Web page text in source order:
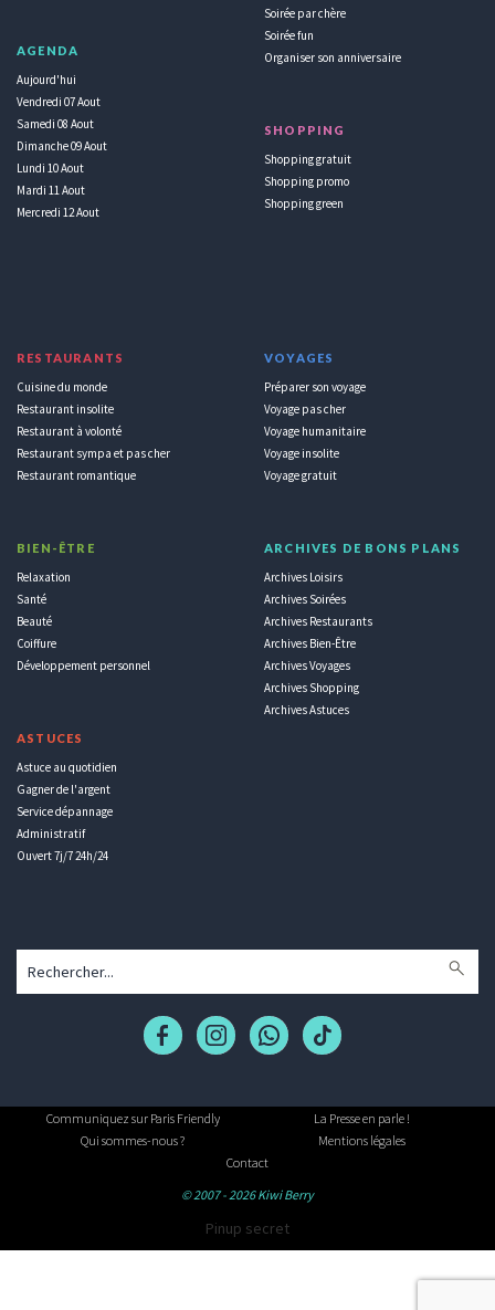
AGENDA
Aujourd'hui
Vendredi 07 Aout
Samedi 08 Aout
Dimanche 09 Aout
Lundi 10 Aout
Mardi 11 Aout
Mercredi 12 Aout
Soirée par chère
Soirée fun
Organiser son anniversaire
SHOPPING
Shopping gratuit
Shopping promo
Shopping green
RESTAURANTS
Cuisine du monde
Restaurant insolite
Restaurant à volonté
Restaurant sympa et pas cher
Restaurant romantique
BIEN-ÊTRE
Relaxation
Santé
Beauté
Coiffure
Développement personnel
ASTUCES
Astuce au quotidien
Gagner de l'argent
Service dépannage
Administratif
Ouvert 7j/7 24h/24
VOYAGES
Préparer son voyage
Voyage pas cher
Voyage humanitaire
Voyage insolite
Voyage gratuit
ARCHIVES DE BONS PLANS
Archives Loisirs
Archives Soirées
Archives Restaurants
Archives Bien-Être
Archives Voyages
Archives Shopping
Archives Astuces
Communiquez sur Paris Friendly
La Presse en parle !
Qui sommes-nous ?
Mentions légales
Contact
© 2007 - 2026 Kiwi Berry
Pinup secret